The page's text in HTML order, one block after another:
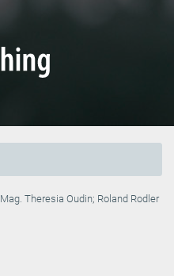
Mag. Theresia Oudin; Roland Rodler